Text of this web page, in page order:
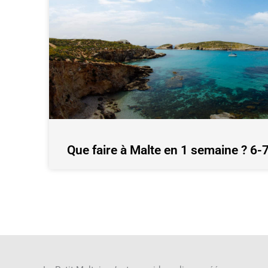
Que faire à Malte en 1 semaine ? 6-